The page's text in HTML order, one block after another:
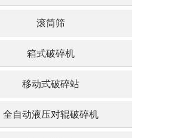
滚筒筛
箱式破碎机
移动式破碎站
全自动液压对辊破碎机